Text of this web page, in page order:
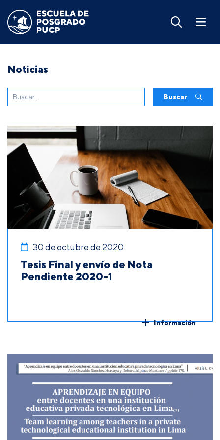
Noticias
Buscar
30 de octubre de 2020
Tesis Final y envío de Nota
Pendiente 2020-1
Información